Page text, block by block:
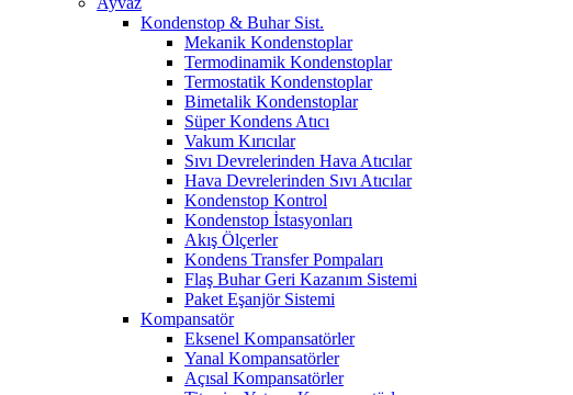
Kondenstop & Buhar Sist.
Mekanik Kondenstoplar
Termodinamik Kondenstoplar
Termostatik Kondenstoplar
Bimetalik Kondenstoplar
Süper Kondens Atıcı
Vakum Kırıcılar
Sıvı Devrelerinden Hava Atıcılar
Hava Devrelerinden Sıvı Atıcılar
Kondenstop Kontrol
Kondenstop İstasyonları
Akış Ölçerler
Kondens Transfer Pompaları
Flaş Buhar Geri Kazanım Sistemi
Paket Eşanjör Sistemi
Kompansatör
Eksenel Kompansatörler
Yanal Kompansatörler
Açısal Kompansatörler